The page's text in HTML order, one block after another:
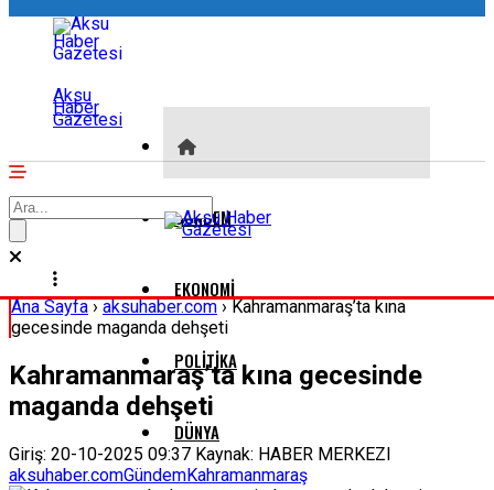
Aksu
Haber
Gazetesi
GÜNDEM
EKONOMI
POLITIKA
DÜNYA
Ana Sayfa›aksuhaber.com›Kahramanmaraş’ta kına
gecesinde maganda dehşeti
Kahramanmaraş’ta kına gecesinde
maganda dehşeti
Giriş: 20-10-2025 09:37 Kaynak: HABER MERKEZI
aksuhaber.comGündemKahramanmaraş